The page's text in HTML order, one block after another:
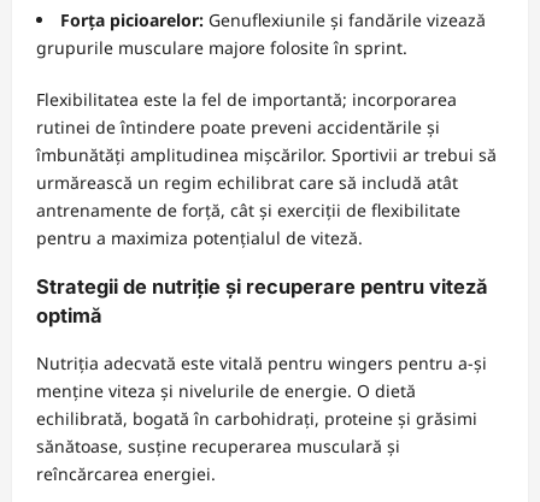
Forța picioarelor: Genuflexiunile și fandările vizează
grupurile musculare majore folosite în sprint.
Flexibilitatea este la fel de importantă; incorporarea
rutinei de întindere poate preveni accidentările și
îmbunătăți amplitudinea mișcărilor. Sportivii ar trebui să
urmărească un regim echilibrat care să includă atât
antrenamente de forță, cât și exerciții de flexibilitate
pentru a maximiza potențialul de viteză.
Strategii de nutriție și recuperare pentru viteză
optimă
Nutriția adecvată este vitală pentru wingers pentru a-și
menține viteza și nivelurile de energie. O dietă
echilibrată, bogată în carbohidrați, proteine și grăsimi
sănătoase, susține recuperarea musculară și
reîncărcarea energiei.